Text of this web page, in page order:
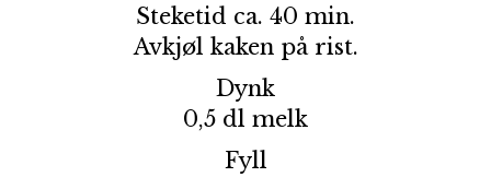
Steketid ca. 40 min.
Avkjøl kaken på rist.
Dynk
0,5 dl melk
Fyll